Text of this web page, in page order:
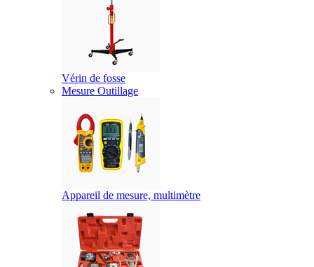
Vérin de fosse
Mesure Outillage
Appareil de mesure, multimètre